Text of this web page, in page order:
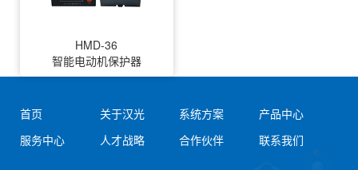
HMD-36
智能电动机保护器
首页 关于汉光 系统方案
产品中心
服务中心
人才战略 合作伙伴 联系我们